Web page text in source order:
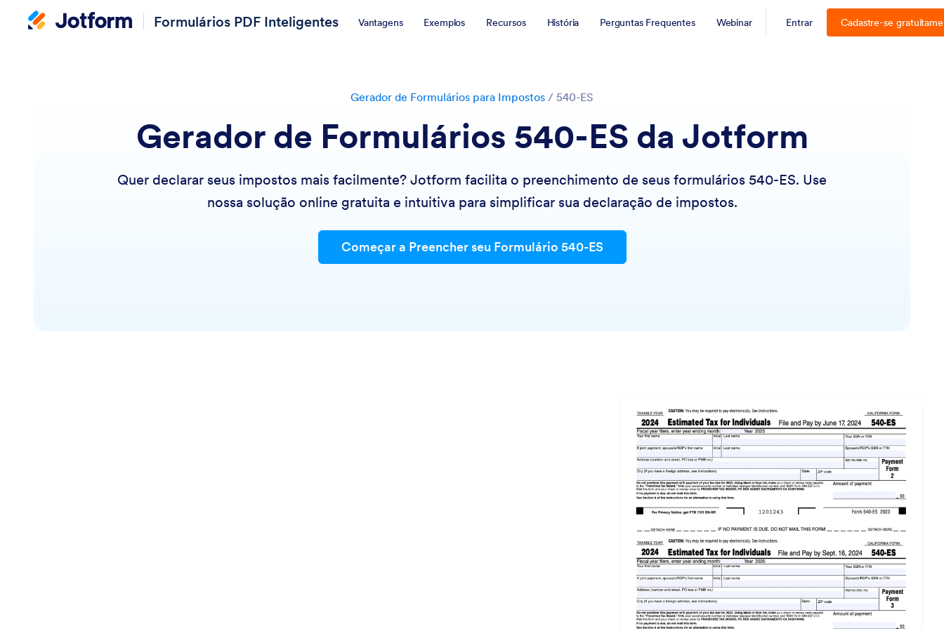
Formulários PDF Inteligentes Vantagens Exemplos Recursos História Perguntas Frequentes Webinar Entrar Cadastre-se
Gerador de Formulários para Impostos / 540-ES
Gerador de Formulários 540-ES da Jotform
Quer declarar seus impostos mais facilmente? Jotform facilita o preenchimento de seus formulários 540-ES. Use
nossa solução online gratuita e intuitiva para simplificar sua declaração de impostos.
Começar a Preencher seu Formulário 540-ES